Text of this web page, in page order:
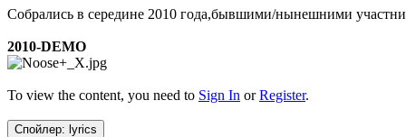
Собрались в середине 2010 года,бывшими/нынешними
2010-DEMO
To view the content, you need to Sign In orRegister.
Спойлер: lyrics